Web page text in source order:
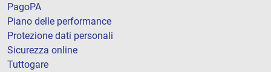
PagoPA
Piano delle performance
Protezione dati personali
Sicurezza online
Tuttogare